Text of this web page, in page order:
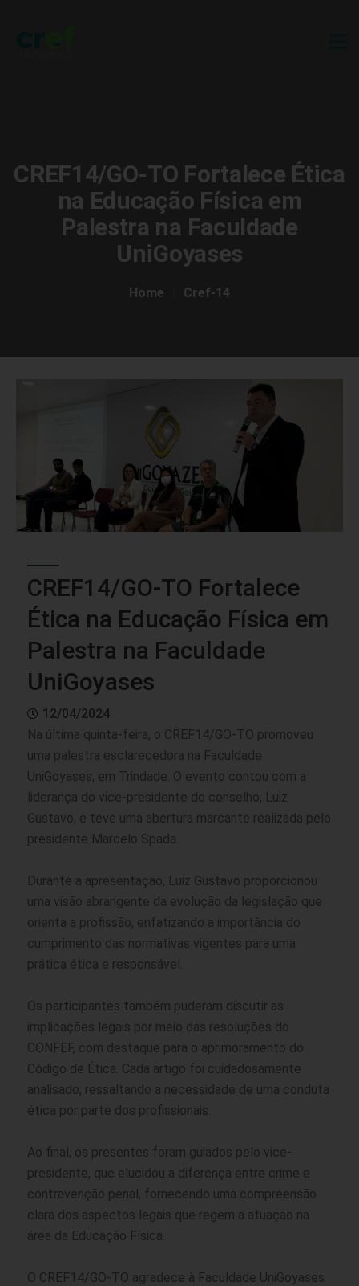
CREF14/GO-TO Fortalece Ética
na Educação Física em
Palestra na Faculdade
UniGoyases
Home Cref-14
CREF14/GO-TO Fortalece
Ética na Educação Física em
Palestra na Faculdade
UniGoyases
12/04/2024
Na última quinta-feira, o CREF14/GO-TO promoveu
uma palestra esclarecedora na Faculdade
UniGoyases, em Trindade. O evento contou com a
liderança do vice-presidente do conselho, Luiz
Gustavo, e teve uma abertura marcante realizada pelo
presidente Marcelo Spada.
Durante a apresentação, Luiz Gustavo proporcionou
uma visão abrangente da evolução da legislação que
orienta a profissão, enfatizando a importância do
cumprimento das normativas vigentes para uma
prática ética e responsável.
Os participantes também puderam discutir as
implicações legais por meio das resoluções do
CONFEF, com destaque para o aprimoramento do
Código de Ética. Cada artigo foi cuidadosamente
analisado, ressaltando a necessidade de uma conduta
ética por parte dos profissionais.
Ao final, os presentes foram guiados pelo vice-
presidente, que elucidou a diferença entre crime e
contravenção penal, fornecendo uma compreensão
clara dos aspectos legais que regem a atuação na
área da Educação Física.
O CREF14/GO-TO agradece à Faculdade UniGoyases